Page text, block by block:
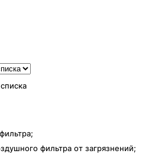
фильтра от загрязнений;